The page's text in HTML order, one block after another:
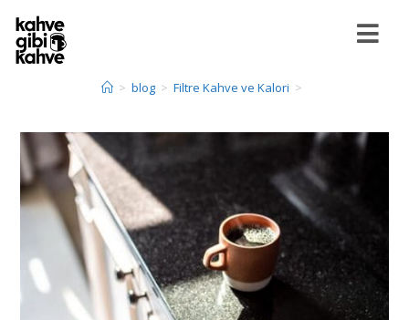
> blog > Filtre Kahve ve Kalori >